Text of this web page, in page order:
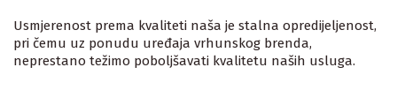
Usmjerenost prema kvaliteti naša je stalna opredijeljenost,
pri čemu uz ponudu uređaja vrhunskog brenda,
neprestano težimo poboljšavati kvalitetu naših usluga.